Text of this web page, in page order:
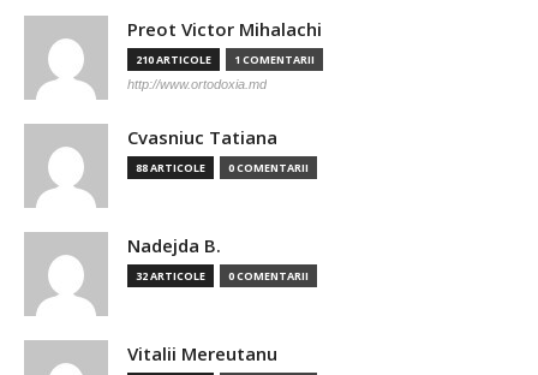
Preot Victor Mihalachi
210 ARTICOLE 1 COMENTARII
http://www.ortodoxia.md
Cvasniuc Tatiana
88 ARTICOLE 0 COMENTARII
Nadejda B.
32 ARTICOLE 0 COMENTARII
Vitalii Mereutanu